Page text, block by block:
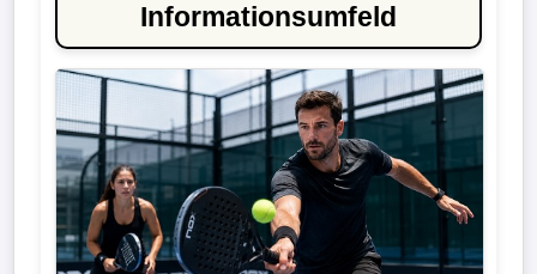
Informationsumfeld